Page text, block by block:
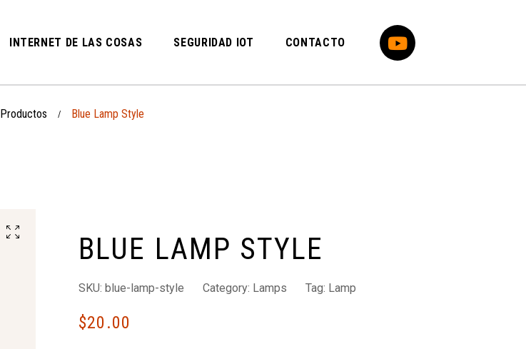
INTERNET DE LAS COSAS SEGURIDAD IOT CONTACTO
Productos / Blue Lamp Style
BLUE LAMP STYLE
SKU: blue-lamp-style Category: Lamps Tag: Lamp
$20.00